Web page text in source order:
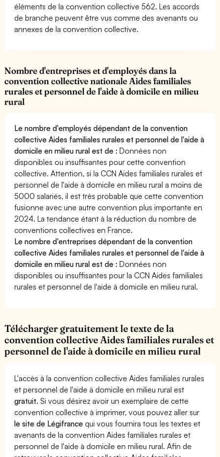
éléments de la convention collective 562. Les accords
de branche peuvent être vus comme des avenants ou
annexes de la convention collective.
Nombre d'entreprises et d'employés dans la
convention collective nationale Aides familiales
rurales et personnel de l'aide à domicile en milieu
rural
Le nombre d'employés dépendant de la convention
collective Aides familiales rurales et personnel de l'aide à
domicile en milieu rural est de :Données non
disponibles ou insuffisantes pour cette convention
collective. Attention, si la CCN Aides familiales rurales et
personnel de l'aide à domicile en milieu rural a moins de
5000 salariés, il est très probable que cette convention
fusionne avec une autre convention plus importante en
2024. La tendance étant à la réduction du nombre de
conventions collectives en France.
Le nombre d'entreprises dépendant de la convention
collective Aides familiales rurales et personnel de l'aide à
domicile en milieu rural est de :Données non
disponibles ou insuffisantes pour la CCN Aides familiales
rurales et personnel de l'aide à domicile en milieu rural.
Télécharger gratuitement le texte de la
convention collective Aides familiales rurales et
personnel de l'aide à domicile en milieu rural
L'accès à la convention collective Aides familiales rurales
et personnel de l'aide à domicile en milieu rural est
gratuit. Si vous désirez avoir un exemplaire de cette
convention collective à imprimer, vous pouvez aller sur
le site de Légifrance qui vous fournira tous les textes et
avenants de la convention Aides familiales rurales et
personnel de l'aide à domicile en milieu rural. Afin de